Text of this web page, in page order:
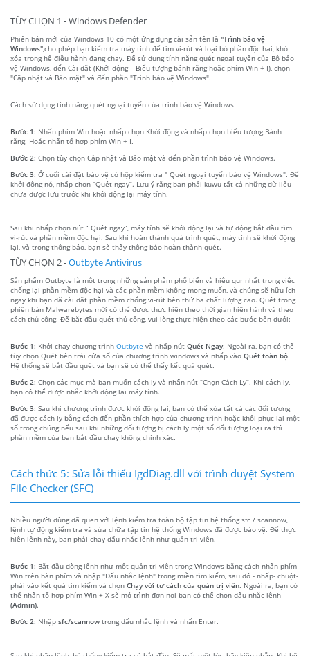
TÙY CHỌN 1 - Windows Defender
Phiên bản mới của Windows 10 có một ứng dụng cài sẵn tên là "Trình bảo vệ
Windows",cho phép bạn kiểm tra máy tính để tìm vi-rút và loại bỏ phần độc hại, khó
xóa trong hệ điều hành đang chạy. Để sử dụng tính năng quét ngoại tuyến của Bộ bảo
vệ Windows, đến Cài đặt (Khởi động – Biểu tượng bánh răng hoặc phím Win + I), chọn
"Cập nhật và Bảo mật" và đến phần "Trình bảo vệ Windows".
Cách sử dụng tính năng quét ngoại tuyến của trình bảo vệ Windows
Bước 1: Nhấn phím Win hoặc nhấp chọn Khởi động và nhấp chọn biểu tượng Bánh
răng. Hoặc nhấn tổ hợp phím Win + I.
Bước 2: Chọn tùy chọn Cập nhật và Bảo mật và đến phần trình bảo vệ Windows.
Bước 3: Ở cuối cài đặt bảo vệ có hộp kiểm tra " Quét ngoại tuyến bảo vệ Windows". Để
khởi động nó, nhấp chọn “Quét ngay”. Lưu ý rằng bạn phải kuwu tất cả những dữ liệu
chưa được lưu trước khi khởi động lại máy tính.
Sau khi nhấp chọn nút “ Quét ngay”, máy tính sẽ khởi động lại và tự động bắt đầu tìm
vi-rút và phần mềm độc hại. Sau khi hoàn thành quá trình quét, máy tính sẽ khởi động
lại, và trong thông báo, bạn sẽ thấy thông báo hoàn thành quét.
TÙY CHỌN 2 -Outbyte Antivirus
Sản phẩm Outbyte là một trong những sản phẩm phổ biến và hiệu qur nhất trong việc
chống lại phần mềm độc hại và các phần mềm không mong muốn, và chúng sẽ hữu ích
ngay khi bạn đã cài đặt phần mềm chống vi-rút bên thứ ba chất lượng cao. Quét trong
phiên bản Malwarebytes mới có thể được thực hiện theo thời gian hiện hành và theo
cách thủ công. Để bắt đầu quét thủ công, vui lòng thực hiện theo các bước bên dưới:
Bước 1: Khởi chạy chương trình Outbyte và nhấp nút Quét Ngay. Ngoài ra, bạn có thể
tùy chọn Quét bên trái cửa sổ của chương trình windows và nhấp vào Quét toàn bộ.
Hệ thống sẽ bắt đầu quét và bạn sẽ có thể thấy kết quả quét.
Bước 2: Chọn các mục mà bạn muốn cách ly và nhấn nút “Chọn Cách Ly”. Khi cách ly,
bạn có thể được nhắc khởi động lại máy tính.
Bước 3: Sau khi chương trình được khởi động lại, bạn có thể xóa tất cả các đối tượng
đã được cách ly bằng cách đến phần thích hợp của chương trình hoặc khôi phục lại một
số trong chúng nếu sau khi những đối tượng bị cách ly một số đối tượng loại ra thì
phần mềm của bạn bắt đầu chạy không chính xác.
Cách thức 5: Sửa lỗi thiếu IgdDiag.dll với trình duyệt System
File Checker (SFC)
Nhiều người dùng đã quen với lệnh kiểm tra toàn bộ tập tin hệ thống sfc / scannow,
lệnh tự động kiểm tra và sửa chữa tập tin hệ thống Windows đã được bảo vệ. Để thực
hiện lệnh này, bạn phải chạy dấu nhắc lệnh như quản trị viên.
Bước 1: Bắt đầu dòng lệnh như một quản trị viên trong Windows bằng cách nhấn phím
Win trên bàn phím và nhập "Dấu nhắc lệnh" trong miền tìm kiếm, sau đó - nhấp- chuột-
phải vào kết quả tìm kiếm và chọn Chạy với tư cách của quản trị viên. Ngoài ra, bạn có
thể nhấn tổ hợp phím Win + X sẽ mở trình đơn nơi bạn có thể chọn dấu nhắc lệnh
(Admin).
Bước 2: Nhập sfc/scannow trong dấu nhắc lệnh và nhấn Enter.